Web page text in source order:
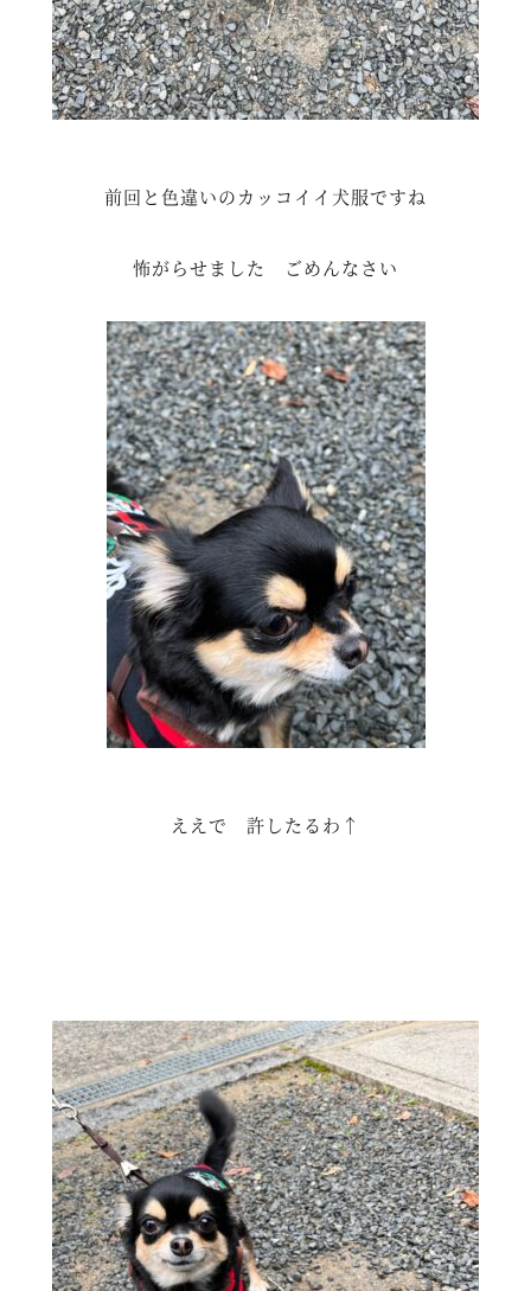
前回と色違いのカッコイイ犬服ですね
怖がらせました ごめんなさい
ええで 許したるわ↑